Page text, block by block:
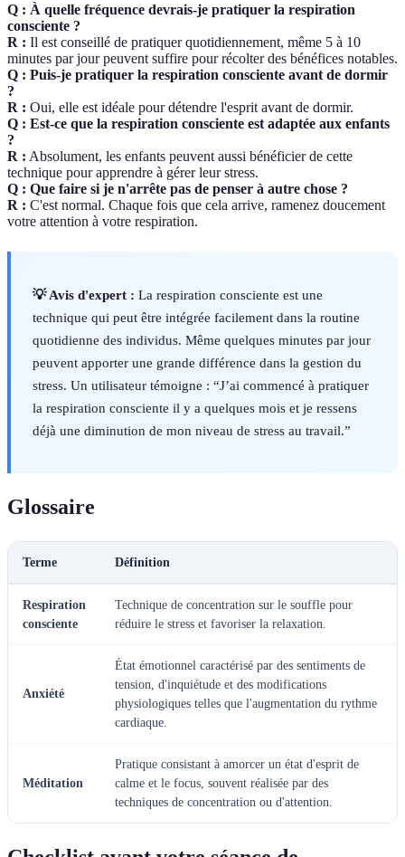
Q : À quelle fréquence devrais-je pratiquer la respiration
consciente ?
R : Il est conseillé de pratiquer quotidiennement, même 5 à 10
minutes par jour peuvent suffire pour récolter des bénéfices notables.
Q : Puis-je pratiquer la respiration consciente avant de dormir
?
R : Oui, elle est idéale pour détendre l'esprit avant de dormir.
Q : Est-ce que la respiration consciente est adaptée aux enfants
?
R : Absolument, les enfants peuvent aussi bénéficier de cette
technique pour apprendre à gérer leur stress.
Q : Que faire si je n'arrête pas de penser à autre chose ?
R : C'est normal. Chaque fois que cela arrive, ramenez doucement
votre attention à votre respiration.
💡 Avis d'expert : La respiration consciente est une
technique qui peut être intégrée facilement dans la routine
quotidienne des individus. Même quelques minutes par jour
peuvent apporter une grande différence dans la gestion du
stress. Un utilisateur témoigne : “J’ai commencé à pratiquer
la respiration consciente il y a quelques mois et je ressens
déjà une diminution de mon niveau de stress au travail.”
Glossaire
Terme Définition
Respiration
consciente
Technique de concentration sur le souffle pour
réduire le stress et favoriser la relaxation.
Anxiété
État émotionnel caractérisé par des sentiments de
tension, d'inquiétude et des modifications
physiologiques telles que l'augmentation du rythme
cardiaque.
Méditation
Pratique consistant à amorcer un état d'esprit de
calme et le focus, souvent réalisée par des
techniques de concentration ou d'attention.